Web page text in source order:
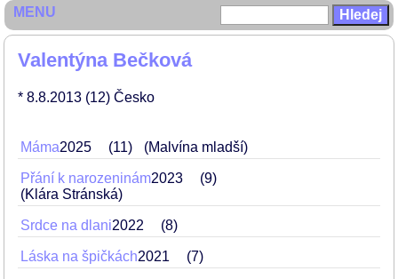
Valentýna Bečková
* 8.8.2013 (12) Česko
Máma2025 11 (Malvína mladší)
Přání k narozeninám2023
9
(Klára Stránská)
Srdce na dlani2022 8
Láska na špičkách2021 7
MENU